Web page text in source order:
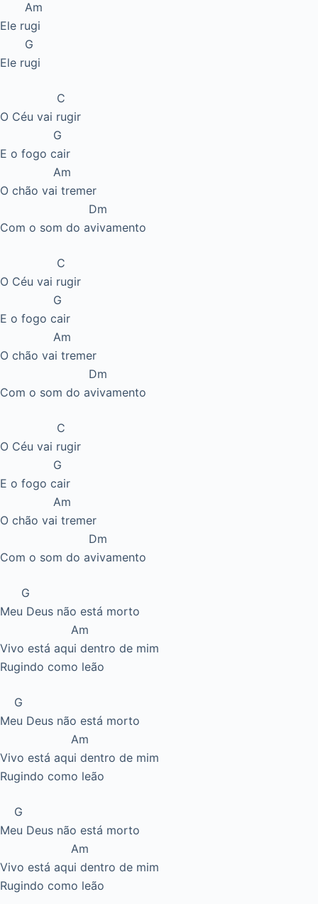
Am
Ele rugi
G
Ele rugi
C
O Céu vai rugir
G
E o fogo cair
Am
O chão vai tremer
Dm
Com o som do avivamento
C
O Céu vai rugir
G
E o fogo cair
Am
O chão vai tremer
Dm
Com o som do avivamento
C
O Céu vai rugir
G
E o fogo cair
Am
O chão vai tremer
Dm
Com o som do avivamento
G
Meu Deus não está morto
Am
Vivo está aqui dentro de mim
Rugindo como leão
G
Meu Deus não está morto
Am
Vivo está aqui dentro de mim
Rugindo como leão
G
Meu Deus não está morto
Am
Vivo está aqui dentro de mim
Rugindo como leão